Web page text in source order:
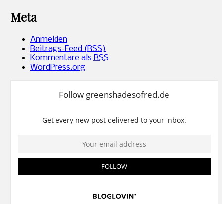
Meta
Anmelden
Beitrags-Feed (RSS)
Kommentare alsRSS
WordPress.org